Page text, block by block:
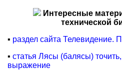
Интересные
технической
▪ раздел сайта Телевидение.
▪ статья Лясы (балясы)
выражение